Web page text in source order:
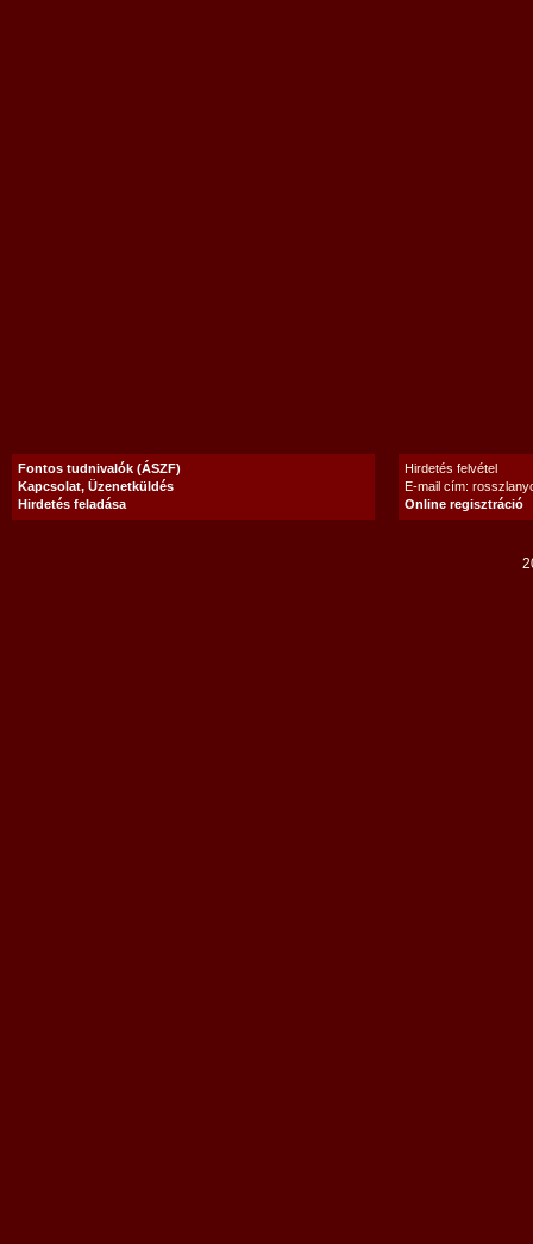
Fontos tudnivalók (ÁSZF)
Kapcsolat, Üzenetküldés
Hirdetés feladása
Hirdetés felvétel
E-mail cím:
Online regisztráció